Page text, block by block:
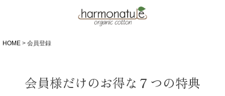
HOME 会員登録
会員様だけのお得な７つの特典